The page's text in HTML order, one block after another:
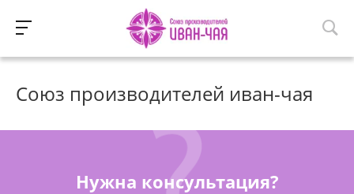
Союз производителей иван-чая
Нужна консультация?